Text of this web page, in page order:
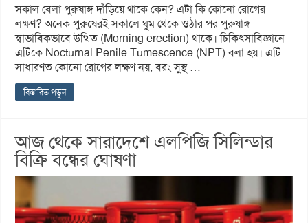
সকাল বেলা পুরুষাঙ্গ দাঁড়িয়ে থাকে কেন? এটা কি কোনো রোগের
লক্ষণ? অনেক পুরুষেরই সকালে ঘুম থেকে ওঠার পর পুরুষাঙ্গ
স্বাভাবিকভাবে উত্থিত (Morning erection) থাকে। চিকিৎসাবিজ্ঞানে
এটিকে Nocturnal Penile Tumescence (NPT) বলা হয়। এটি
সাধারণত কোনো রোগের লক্ষণ নয়, বরং সুস্থ …
বিস্তারিত পড়ুন
আজ থেকে সারাদেশে এলপিজি সিলিন্ডার
বিক্রি বন্ধের ঘোষণা